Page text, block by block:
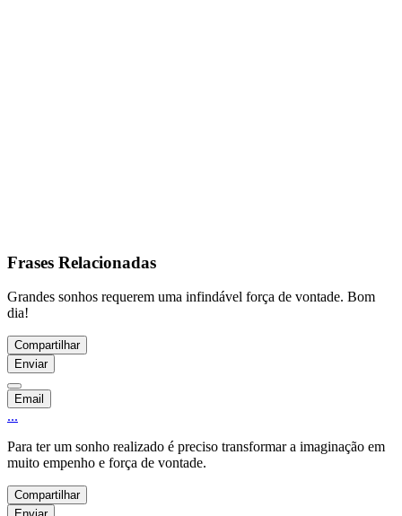
Frases Relacionadas
Grandes sonhos requerem uma infindável força de vontade. Bom
dia!
Compartilhar
Enviar
Email
...
Para ter um sonho realizado é preciso transformar a imaginação em
muito empenho e força de vontade.
Compartilhar